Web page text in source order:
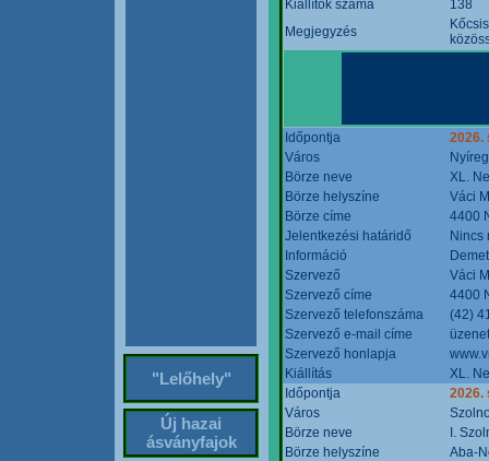
"Lelőhely"
Új hazai
ásványfajok
Kiállítók száma
138
Megjegyzés
Időpontja
2026.
Város
Börze neve
XL.
Börze helyszíne
Váci
Börze címe
4400
Jelentkezési határidő
Nincs
Információ
Szervező
Váci
Szervező címe
4400
Szervező telefonszáma
(42)
Szervező e-mail címe
Szervező honlapja
Kiállítás
XL.
Időpontja
2026.
Város
Börze neve
I.
Börze helyszíne
Aba-